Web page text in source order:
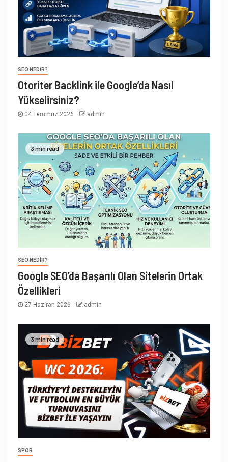
SEO NEDIR?
Otoriter Backlink ile Google’da Nasıl
Yükselirsiniz?
04 Temmuz 2026 admin
3 min read
SEO NEDIR?
Google SEO’da Başarılı Olan Sitelerin Ortak
Özellikleri
27 Haziran 2026 admin
3 min read
SPOR